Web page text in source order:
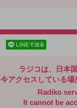
ラジコは、日本
今アクセスしている場
Radiko
It cannot be